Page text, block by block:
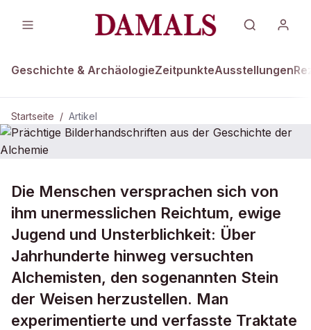
Geschichte & ArchäologieZeitpunkteAusstellungen
Startseite / Artikel
Prächtige Bilderhandschriften aus
der Geschichte der Alchemie
Die Menschen versprachen sich von
ihm unermesslichen Reichtum, ewige
Jugend und Unsterblichkeit: Über
Jahrhunderte hinweg versuchten
Alchemisten, den sogenannten Stein
der Weisen herzustellen. Man
experimentierte und verfasste Traktate